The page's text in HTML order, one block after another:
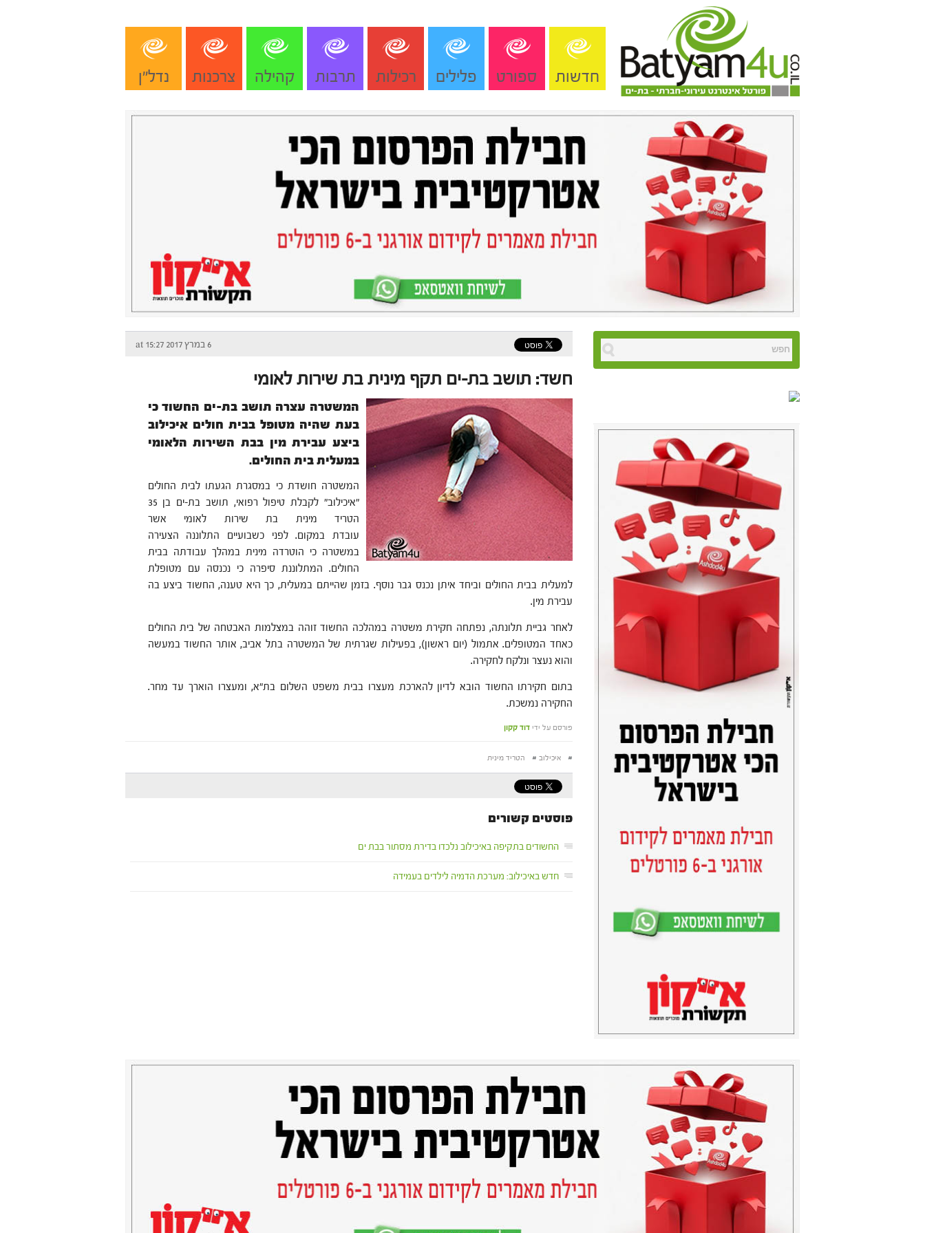
חדשות ספורט פלילים רכילות תרבות קהילה צרכנות נדל"ן
6 במרץ 2017 at 15:27
חשד: תושב בת-ים תקף מינית בת שירות לאומי
המשטרה עצרה תושב בת-ים החשוד כי
בעת שהיה מטופל בבית חולים איכילוב
ביצע עבירת מין בבת השירות הלאומי
במעלית בית החולים.
המשטרה חושדת כי במסגרת הגעתו לבית החולים
"איכילוב" לקבלת טיפול רפואי, תושב בת-ים בן 35
הטריד מינית בת שירות לאומי אשר
עובדת במקום. לפני כשבועיים התלוננה הצעירה
במשטרה כי הוטרדה מינית במהלך עבודתה בבית
החולים. המתלוננת סיפרה כי נכנסה עם מטופלת
למעלית בבית החולים וביחד איתן נכנס גבר נוסף. בזמן שהייתם במעלית, כך היא טענה, החשוד ביצע בה
עבירת מין.
לאחר גביית תלונתה, נפתחה חקירת משטרה במהלכה החשוד זוהה במצלמות האבטחה של בית החולים
כאחד המטופלים. אתמול (יום ראשון), בפעילות שגרתית של המשטרה בתל אביב, אותר החשוד במעשה
והוא נעצר ונלקח לחקירה.
בתום חקירתו החשוד הובא לדיון להארכת מעצרו בבית משפט השלום בת"א, ומעצרו הוארך עד מחר.
החקירה נמשכת.
פורסם על ידי דוד קקון
# איכילוב # הטריד מינית
פוסטים קשורים
החשודים בתקיפה באיכילוב נלכדו בדירת מסתור בבת ים
חדש באיכילוב: מערכת הדמיה לילדים בעמידה